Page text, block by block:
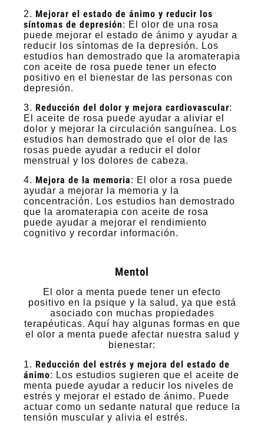
2. Mejorar el estado de ánimo y reducir los
síntomas de depresión: El olor de una rosa
puede mejorar el estado de ánimo y ayudar a
reducir los síntomas de la depresión. Los
estudios han demostrado que la aromaterapia
con aceite de rosa puede tener un efecto
positivo en el bienestar de las personas con
depresión.
3. Reducción del dolor y mejora cardiovascular:
El aceite de rosa puede ayudar a aliviar el
dolor y mejorar la circulación sanguínea. Los
estudios han demostrado que el olor de las
rosas puede ayudar a reducir el dolor
menstrual y los dolores de cabeza.
4. Mejora de la memoria: El olor a rosa puede
ayudar a mejorar la memoria y la
concentración. Los estudios han demostrado
que la aromaterapia con aceite de rosa
puede ayudar a mejorar el rendimiento
cognitivo y recordar información.
Mentol
El olor a menta puede tener un efecto
positivo en la psique y la salud, ya que está
asociado con muchas propiedades
terapéuticas. Aquí hay algunas formas en que
el olor a menta puede afectar nuestra salud y
bienestar:
1. Reducción del estrés y mejora del estado de
ánimo: Los estudios sugieren que el aceite de
menta puede ayudar a reducir los niveles de
estrés y mejorar el estado de ánimo. Puede
actuar como un sedante natural que reduce la
tensión muscular y alivia el estrés.